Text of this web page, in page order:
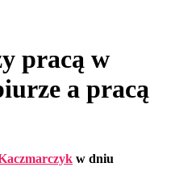
pracą w
a pracą
w dniu